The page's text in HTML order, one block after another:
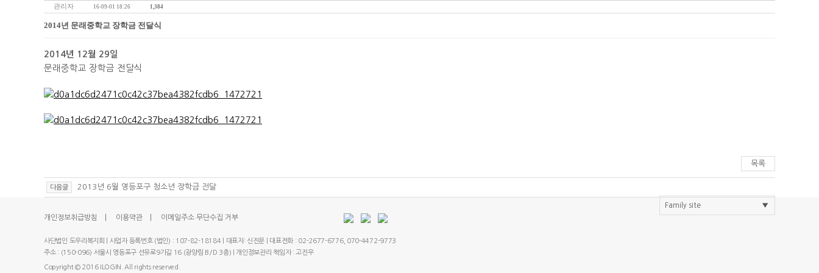
관리자 16-09-01 18:26 1,384
2014년 문래중학교 장학금 전달식
2014년 12월 29일
문래중학교 장학금 전달식
목록
다음글 2013년 6월 영등포구 청소년 장학금 전달
개인정보취급방침 이용약관 이메일주소 무단수집 거부
사단법인 도우리복지회 | 사업자 등록번호 (법인) : 107-82-18184 | 대표자: 신진문 | 대표전화 : 02-2677-6776, 070-4472-9773
주소 : (150-096) 서울시 영등포구 선유로9가길 16 (광양림 B/D 3층) | 개인정보관리 책임자 : 고진우
Copyright © 2016 ILOGIN. All rights reserved.
Family site ▼